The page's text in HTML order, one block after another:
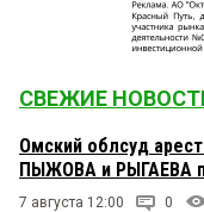
СВЕЖИЕ
Омский облсуд
ПЫЖОВА и РЫГАЕВА
7 августа 12:00 0